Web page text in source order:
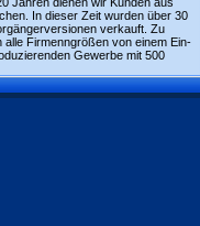
In dieser Zeit wurden über 30
verkauft. Zu
alle Firmenngrößen von einem Ein-
Gewerbe mit 500